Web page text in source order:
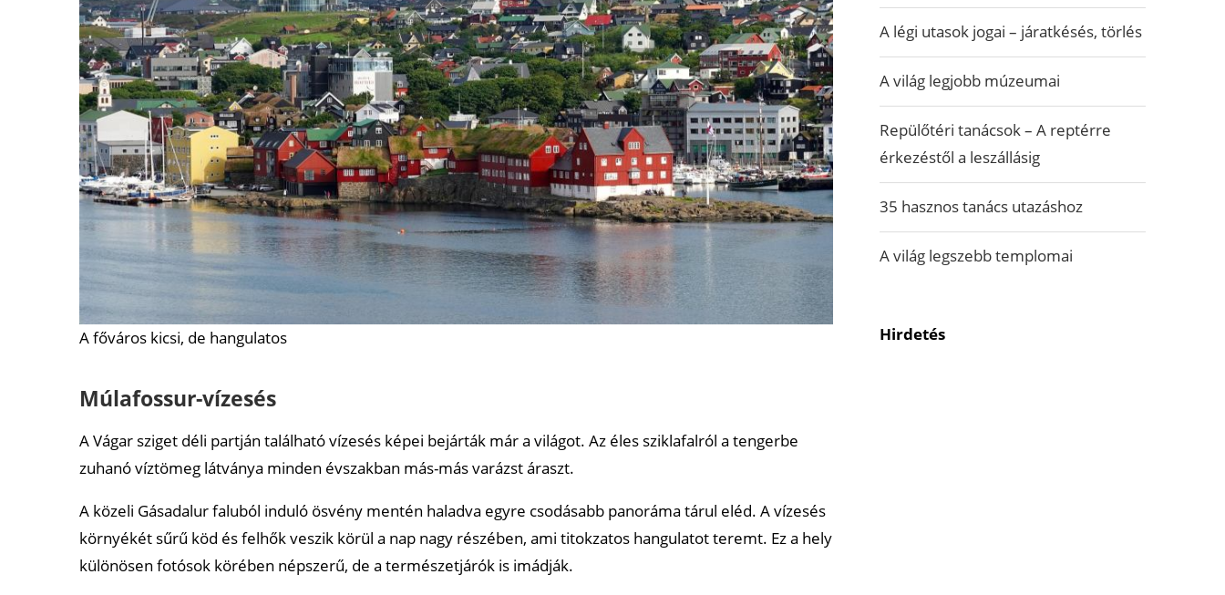
A főváros kicsi, de hangulatos
Múlafossur-vízesés
A Vágar sziget déli partján található vízesés képei bejárták már a világot. Az éles sziklafalról a tengerbe
zuhanó víztömeg látványa minden évszakban más-más varázst áraszt.
A közeli Gásadalur faluból induló ösvény mentén haladva egyre csodásabb panoráma tárul eléd. A vízesés
környékét sűrű köd és felhők veszik körül a nap nagy részében, ami titokzatos hangulatot teremt. Ez a hely
különösen fotósok körében népszerű, de a természetjárók is imádják.
A légi utasok jogai – járatkésés, törlés
A világ legjobb múzeumai
Repülőtéri tanácsok – A reptérre
érkezéstől a leszállásig
35 hasznos tanács utazáshoz
A világ legszebb templomai
Hirdetés